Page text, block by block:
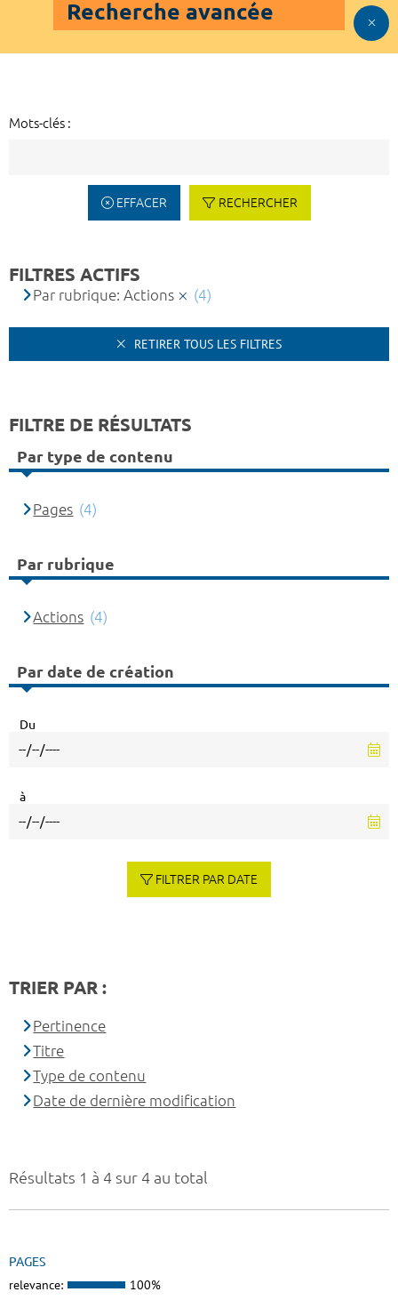
Recherche avancée
Mots-clés :
EFFACER RECHERCHER
Résultats 1 à 4 sur 4 au total
PAGES
relevance: 100%
FILTRES ACTIFS
Par rubrique: Actions (4)
RETIRER TOUS LES FILTRES
FILTRE DE RÉSULTATS
Par type de contenu
Pages (4)
Par rubrique
Actions (4)
Par date de création
Du
à
FILTRER PAR DATE
TRIER PAR :
Pertinence
Titre
Type de contenu
Date de dernière modification